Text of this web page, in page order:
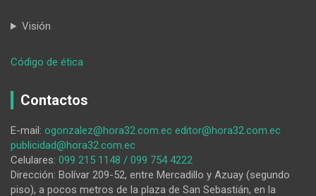
Visión
Código de ética
lojanos
medidas,
si
el
estado
Contactos
E-mail: ogonzalez@hora32.com.ec editor@hora32.com.ec
publicidad@hora32.com.ec
Celulares: 099 215 1148 / 099 754 4222
Dirección: Bolívar 209-52, entre Mercadillo y Azuay (segundo
piso), a pocos metros de la plaza de San Sebastián, en la